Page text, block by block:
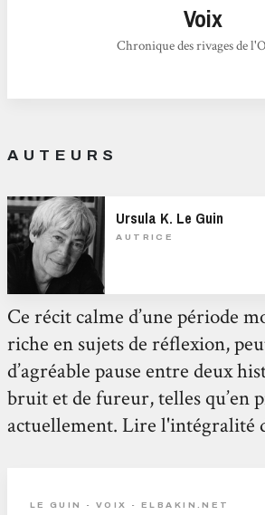
Voix
Chronique des rivages de
AUTEURS
Ursula K. Le Guin
AUTRICE
Ce récit calme d’une période
riche en sujets de réflexion,
d’agréable pause entre deux
bruit et de fureur, telles qu’en
actuellement. Lire l'intégralité
LE GUIN - VOIX - ELBAKIN.NET